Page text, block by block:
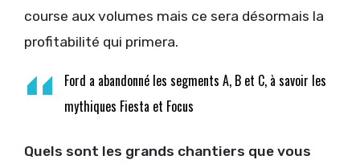
course aux volumes mais ce sera désormais la
profitabilité qui primera.
Ford a abandonné les segments A, B et C, à savoir les
mythiques Fiesta et Focus
Quels sont les grands chantiers que vous